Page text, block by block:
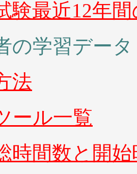
験最近12年
学習データ
法
ール一覧
時間数と開始